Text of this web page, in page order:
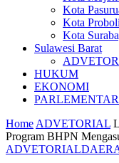
Kota
Kota
Kota
Sulawesi Barat
HUKUM
EKONOMI
Home ADVETORIAL
Program BHPN
ADVETORIAL